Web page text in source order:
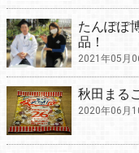
たんぽぽ
品！
2021年05月
秋田まる
2020年06月